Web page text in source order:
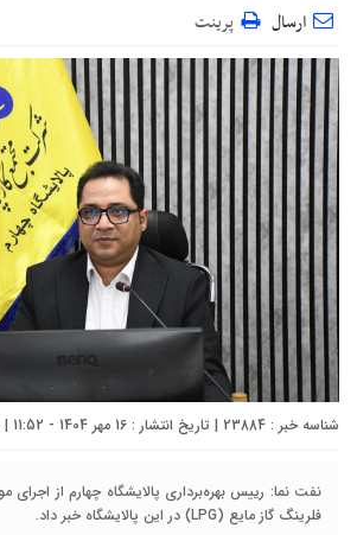
ارسال پرینت
شناسه خبر : 23884 | تاریخ انتشار : 16 مهر 1404 - 11:52 | تعداد دیدگاه :
نفت نما: رییس بهره‌برداری پالایشگاه چهارم از
فلرینگ گاز مایع (LPG) در این پالایشگاه خبر داد.